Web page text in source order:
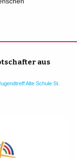
aus
Alte Schule St.